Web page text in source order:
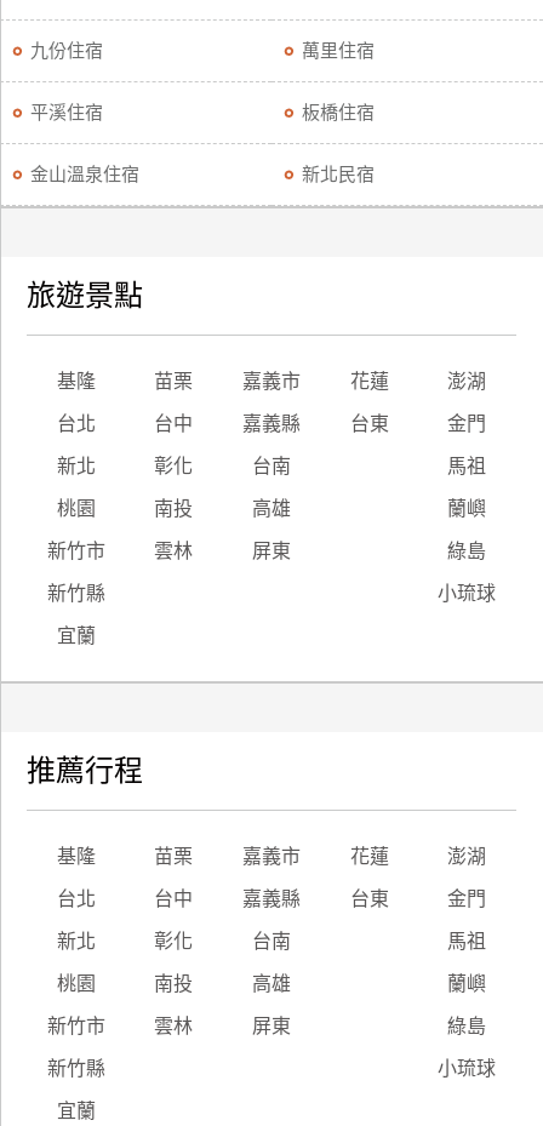
九份住宿 萬里住宿
平溪住宿 板橋住宿
金山溫泉住宿 新北民宿
旅遊景點
基隆 苗栗 嘉義市 花蓮 澎湖
台北 台中 嘉義縣 台東 金門
新北 彰化 台南 馬祖
桃園 南投 高雄 蘭嶼
新竹市 雲林 屏東 綠島
新竹縣 小琉球
宜蘭
推薦行程
基隆 苗栗 嘉義市 花蓮 澎湖
台北 台中 嘉義縣 台東 金門
新北 彰化 台南 馬祖
桃園 南投 高雄 蘭嶼
新竹市 雲林 屏東 綠島
新竹縣 小琉球
宜蘭